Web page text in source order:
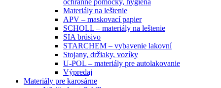
ochranné pomôcky, hygiena
Materiály na leštenie
APV – maskovací papier
SCHOLL – materiály na leštenie
SIA brúsivo
STARCHEM – vybavenie lakovní
Stojany, držiaky, vozíky
U-POL – materiály pre autolakovanie
Výpredaj
Materiály pre karosárne